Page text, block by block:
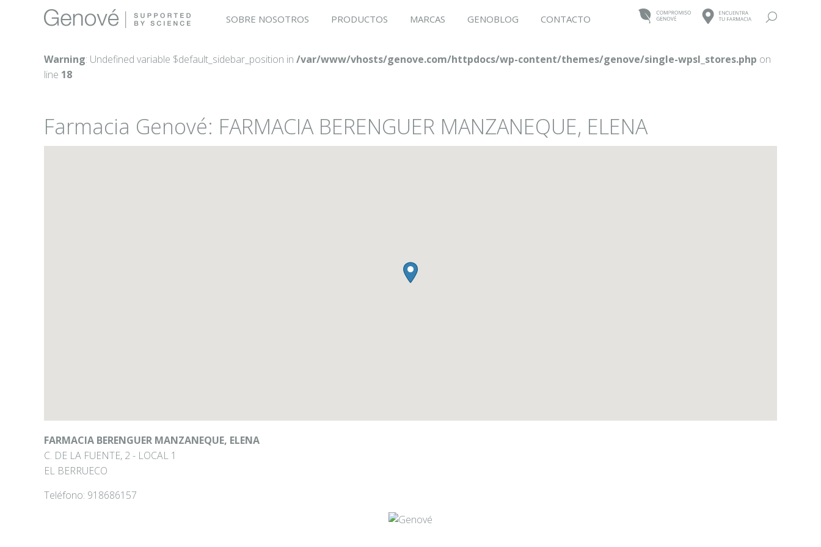
SOBRE NOSOTROS PRODUCTOS MARCAS GENOBLOG CONTACTO Buscar:
Warning: Undefined variable $default_sidebar_position in /var/www/vhosts/genove.com/httpdocs/wp-content/themes/genove/single-wpsl_stores.php on
line 18
Farmacia Genové: FARMACIA BERENGUER MANZANEQUE, ELENA
FARMACIA BERENGUER MANZANEQUE, ELENA
C. DE LA FUENTE, 2 - LOCAL 1
EL BERRUECO
Teléfono: 918686157